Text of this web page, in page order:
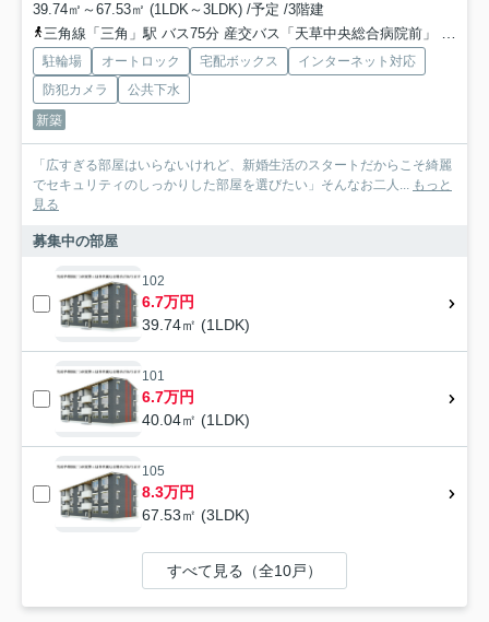
39.74㎡～67.53㎡ (1LDK～3LDK) /予定 /3階建
三角線「三角」駅 バス75分 産交バス「天草中央総合病院前」 停歩10分
駐輪場 オートロック 宅配ボックス
インターネット対応
防犯カメラ
公共下水
新築
「広すぎる部屋はいらないけれど、新婚生活のスタートだからこそ綺麗
でセキュリティのしっかりした部屋を選びたい」そんなお二人... もっと
見る
募集中の部屋
102
6.7万円
39.74㎡ (1LDK)
101
6.7万円
40.04㎡ (1LDK)
105
8.3万円
67.53㎡ (3LDK)
すべて見る（全10戸）